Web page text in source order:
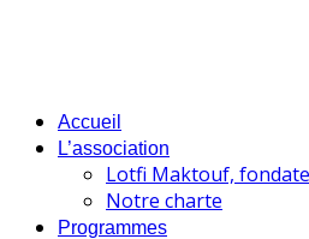
Accueil
L’association
Lotfi Maktouf,
Notre charte
Programmes